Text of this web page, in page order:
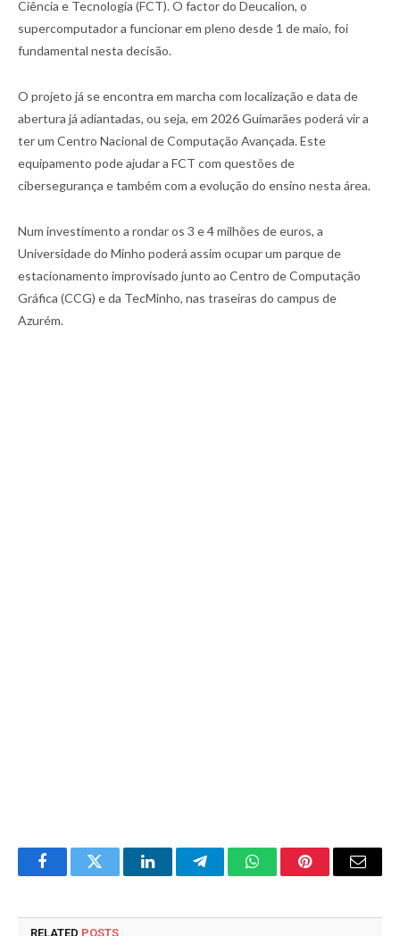
Ciência e Tecnologia (FCT). O factor do Deucalion, o
supercomputador a funcionar em pleno desde 1 de maio, foi
fundamental nesta decisão.
O projeto já se encontra em marcha com localização e data de
abertura já adiantadas, ou seja, em 2026 Guimarães poderá vir a
ter um Centro Nacional de Computação Avançada. Este
equipamento pode ajudar a FCT com questões de
cibersegurança e também com a evolução do ensino nesta área.
Num investimento a rondar os 3 e 4 milhões de euros, a
Universidade do Minho poderá assim ocupar um parque de
estacionamento improvisado junto ao Centro de Computação
Gráfica (CCG) e da TecMinho, nas traseiras do campus de
Azurém.
FacebookTwitter LinkedInTelegramWhatsAppPinterestEmail
RELATED POSTS